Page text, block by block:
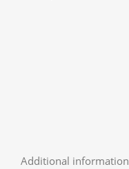
Additional information